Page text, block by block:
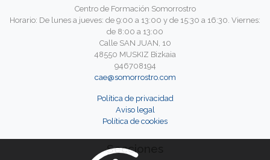
Centro de Formación Somorrostro
Horario: De lunes a jueves: de 9:00 a 13:00 y de 15:30 a 16:30. Viernes:
de 8:00 a 13:00
Calle SAN JUAN, 10
48550 MUSKIZ Bizkaia
946708194
cae@somorrostro.com
Política de privacidad
Aviso legal
Política de cookies
Secciones